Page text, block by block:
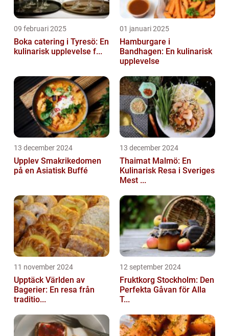
09 februari 2025
Boka catering i Tyresö: En
kulinarisk upplevelse f...
01 januari 2025
Hamburgare i
Bandhagen: En kulinarisk
upplevelse
13 december 2024
Upplev Smakrikedomen
på en Asiatisk Buffé
13 december 2024
Thaimat Malmö: En
Kulinarisk Resa i Sveriges
Mest ...
11 november 2024
Upptäck Världen av
Bagerier: En resa från
traditio...
12 september 2024
Fruktkorg Stockholm: Den
Perfekta Gåvan för Alla
T...